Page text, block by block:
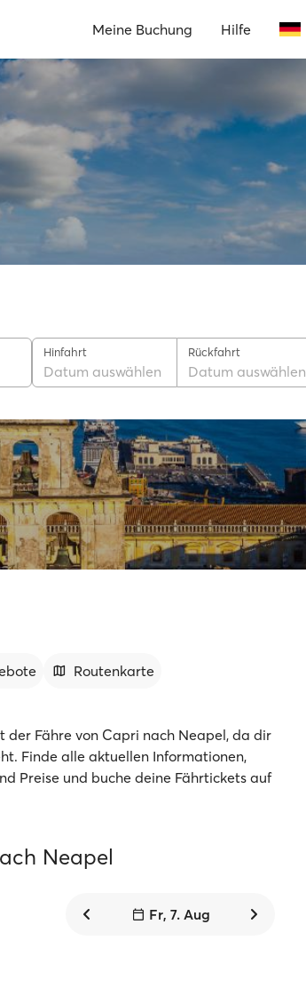
Meine Buchung Hilfe
Hinfahrt
Datum auswählen
Rückfahrt
Datum auswählen
Routenkarte
Fähre von Capri nach Neapel, da dir
Finde alle aktuellen Informationen,
Preise und buche deine Fährtickets auf
Neapel
Fr, 7. Aug